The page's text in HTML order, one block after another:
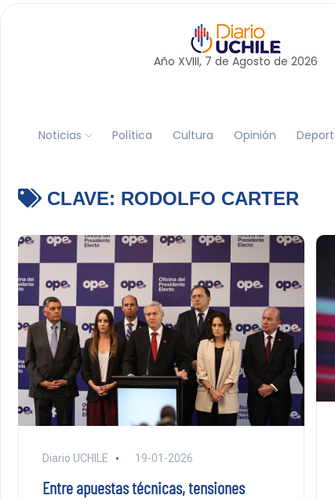
Año XVIII, 7 de Agosto de 2026
Noticias Política Cultura Opinión
CLAVE: RODOLFO CARTER
Diario UCHILE 19-01-2026
Entre apuestas técnicas, tensiones